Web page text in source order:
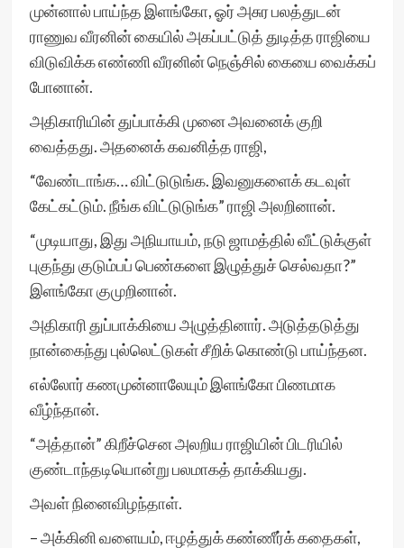
முன்னால் பாய்ந்த இளங்கோ, ஓர் அசுர பலத்துடன்
ராணுவ வீரனின் கையில் அகப்பட்டுத் துடித்த ராஜியை
விடுவிக்க எண்ணி வீரனின் நெஞ்சில் கையை வைக்கப்
போனான்.
அதிகாரியின் துப்பாக்கி முனை அவனைக் குறி
வைத்தது. அதனைக் கவனித்த ராஜி,
“வேண்டாங்க… விட்டுடுங்க. இவனுகளைக் கடவுள்
கேட்கட்டும். நீங்க விட்டுடுங்க” ராஜி அலறினான்.
“முடியாது, இது அநியாயம், நடு ஜாமத்தில் வீட்டுக்குள்
புகுந்து குடும்பப் பெண்களை இழுத்துச் செல்வதா?”
இளங்கோ குமுறினான்.
அதிகாரி துப்பாக்கியை அழுத்தினார். அடுத்தடுத்து
நான்கைந்து புல்லெட்டுகள் சீறிக் கொண்டு பாய்ந்தன.
எல்லோர் கணமுன்னாலேயும் இளங்கோ பிணமாக
வீழ்ந்தான்.
“அத்தான்” கிறீச்சென அலறிய ராஜியின் பிடரியில்
குண்டாந்தடியொன்று பலமாகத் தாக்கியது.
அவள் நினைவிழந்தாள்.
– அக்கினி வளையம், ஈழத்துக் கண்ணீர்க் கதைகள்,